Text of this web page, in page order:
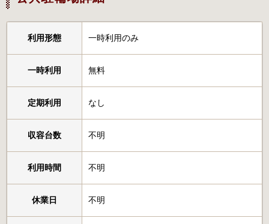
利用形態 一時利用のみ
一時利用 無料
定期利用 なし
収容台数 不明
利用時間 不明
休業日 不明